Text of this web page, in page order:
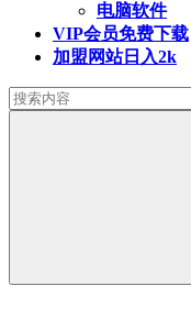
电脑软件
VIP会员免费下载
加盟网站日入2k